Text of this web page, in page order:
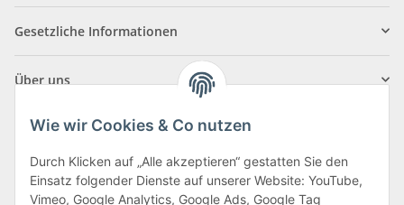
Gesetzliche Informationen
Über uns
Klagenfurter Straße 29
Wie wir Cookies & Co nutzen
Durch Klicken auf „Alle akzeptieren“ gestatten Sie den
Einsatz folgender Dienste auf unserer Website: YouTube,
Vimeo, Google Analytics, Google Ads, Google Tag